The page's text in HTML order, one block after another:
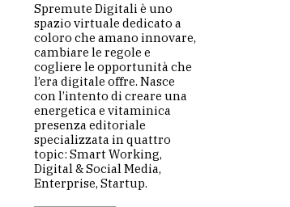
Spremute Digitali è uno
spazio virtuale dedicato a
coloro che amano innovare,
cambiare le regole e
cogliere le opportunità che
l’era digitale offre. Nasce
con l’intento di creare una
energetica e vitaminica
presenza editoriale
specializzata in quattro
topic: Smart Working,
Digital & Social Media,
Enterprise, Startup.